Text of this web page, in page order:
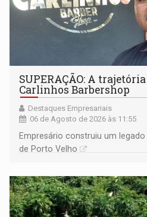
SUPERAÇÃO: A
Carlinhos Barbershop
Destaques Empresariais
06 de Agosto de 2026 às 11:55
Empresário construiu um
de Porto Velho